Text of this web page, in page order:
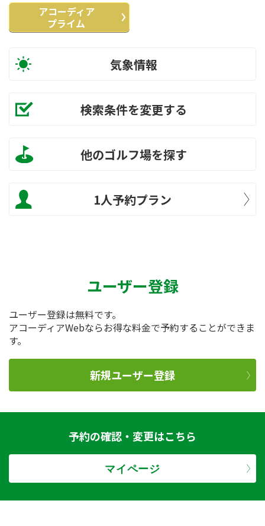
アコーディア
プライム
気象情報
検索条件を変更する
他のゴルフ場を探す
1人予約プラン
ユーザー登録
ユーザー登録は無料です。
アコーディアWebならお得な料金で予約することができま
す。
新規ユーザー登録
予約の確認・変更はこちら
マイページ